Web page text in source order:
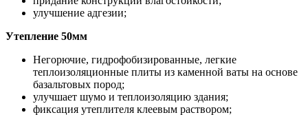
улучшение адгезии;
Утепление 50мм
Негорючие, гидрофобизированные, легкие
теплоизоляционные плиты из каменной ваты на основе
базальтовых пород;
улучшает шумо и теплоизоляцию здания;
фиксация утеплителя клеевым раствором;